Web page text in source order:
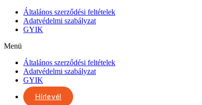
Általános szerződési feltételek
Adatvédelmi szabályzat
GYIK
Menü
Általános szerződési feltételek
Adatvédelmi szabályzat
GYIK
Hírlevél